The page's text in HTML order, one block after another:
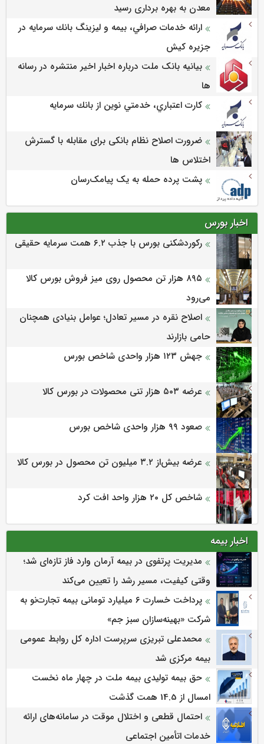
معدن به بهره برداری رسید
ارائه خدمات صرافي، بيمه و ليزينگ بانك سرمايه در
جزيره كيش
بیانیه بانک ملت درباره اخبار اخیر منتشره در رسانه
ها
كارت اعتباري، خدمتي نوين از بانك سرمايه
ضرورت اصلاح نظام بانکی برای مقابله با گسترش
اختلاس ها
پشت پرده حمله به یک پیامک‌رسان
اخبار بورس
رکوردشکنی بورس با جذب ۶.۲ همت سرمایه حقیقی
۸۹۵ هزار تن محصول روی میز فروش بورس کالا
می‌‌رود
اصلاح نقره در مسیر تعادل؛ عوامل بنیادی همچنان
حامی بازارند
جهش ۱۲۳ هزار واحدی شاخص بورس
عرضه ۵۰۳ هزار تنی محصولات در بورس کالا
صعود ۹۹ هزار واحدی شاخص بورس
عرضه بیش‌از ۳.۲ میلیون تن محصول در بورس کالا
شاخص کل ۲۰ هزار واحد افت کرد
اخبار بیمه
مدیریت پرتفوی در بیمه آرمان وارد فاز تازه‌ای شد؛
وقتی کیفیت، مسیر رشد را تعیین می‌کند
پرداخت خسارت ۶ میلیارد تومانی بیمه تجارت‌نو به
شرکت «بهینه‌سازان سبز جم»
محمدعلی تبریزی سرپرست اداره كل روابط عمومی
بیمه مركزی شد
حق بیمه تولیدی بیمه ملت در چهار ماه نخست
امسال از 14.5 همت گذشت
احتمال قطعی و اختلال موقت در سامانه‌های ارائه
خدمات اتأمین اجتماعی